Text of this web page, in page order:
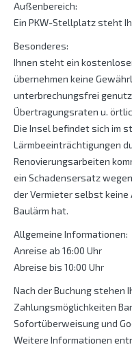
Außenbereich:
Ein PKW-Stellplatz steht
Besonderes:
Ihnen steht ein
übernehmen keine
unterbrechungsfrei
Übertragungsraten u.
Die Insel befindet sich im
Lärmbeeinträchtigungen
Renovierungsarbeiten
ein Schadensersatz
der Vermieter selbst
Baulärm hat.
Allgemeine Informationen:
Anreise ab 16:00 Uhr
Abreise bis 10:00 Uhr
Nach der Buchung stehen
Zahlungsmöglichkeiten
Sofortüberweisung und
Weitere Informationen